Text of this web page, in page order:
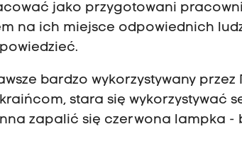
jako przygotowani
na ich miejsce odpowiednich
bardzo wykorzystywany przez
stara się wykorzystywać
zapalić się czerwona lampka -